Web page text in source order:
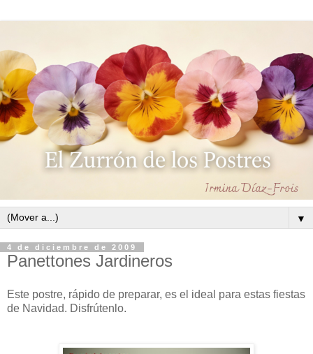
▼
4 de diciembre de 2009
Panettones Jardineros
Este postre, rápido de preparar, es el ideal para estas fiestas
de Navidad. Disfrútenlo.